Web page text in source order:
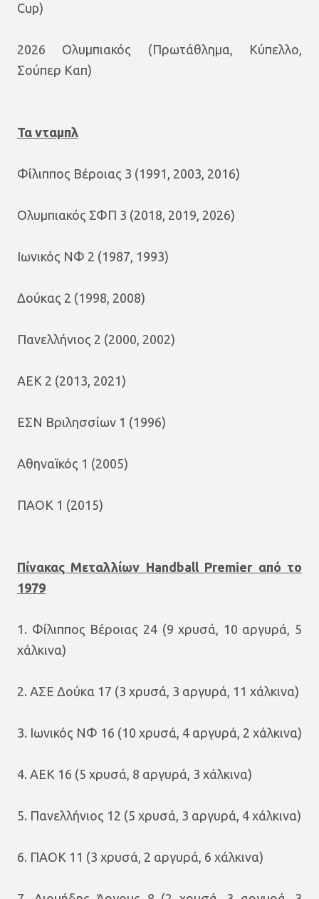
Cup)
2026 Ολυμπιακός (Πρωτάθλημα, Κύπελλο,
Σούπερ Καπ)
Τα νταμπλ
Φίλιππος Βέροιας 3 (1991, 2003, 2016)
Ολυμπιακός ΣΦΠ 3 (2018, 2019, 2026)
Ιωνικός ΝΦ 2 (1987, 1993)
Δούκας 2 (1998, 2008)
Πανελλήνιος 2 (2000, 2002)
ΑΕΚ 2 (2013, 2021)
ΕΣΝ Βριλησσίων 1 (1996)
Αθηναϊκός 1 (2005)
ΠΑΟΚ 1 (2015)
Πίνακας Μεταλλίων Handball Premier από το
1979
1. Φίλιππος Βέροιας 24 (9 χρυσά, 10 αργυρά, 5
χάλκινα)
2. ΑΣΕ Δούκα 17 (3 χρυσά, 3 αργυρά, 11 χάλκινα)
3. Ιωνικός ΝΦ 16 (10 χρυσά, 4 αργυρά, 2 χάλκινα)
4. ΑΕΚ 16 (5 χρυσά, 8 αργυρά, 3 χάλκινα)
5. Πανελλήνιος 12 (5 χρυσά, 3 αργυρά, 4 χάλκινα)
6. ΠΑΟΚ 11 (3 χρυσά, 2 αργυρά, 6 χάλκινα)